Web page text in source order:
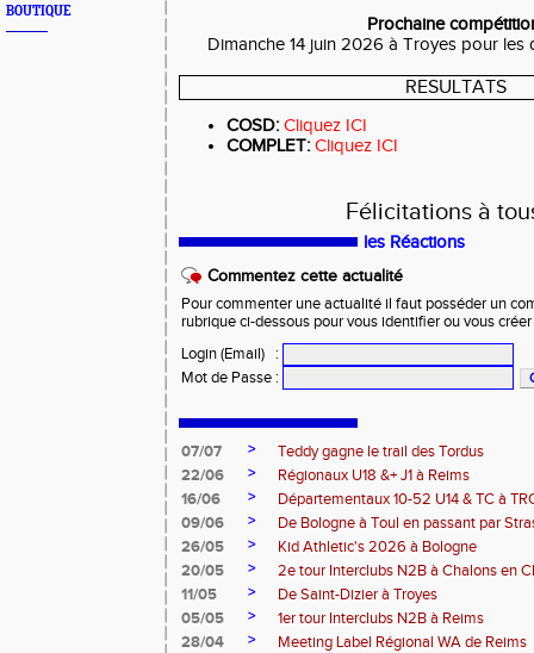
BOUTIQUE
Prochaine
Dimanche 14 juin 2026 à Troyes pour les
RESULTATS
COSD: Cliquez ICI
COMPLET: Cliquez ICI
Félicitations à
les Réactions
Commentez cette actualité
Pour commenter une actualité il faut posséder un
rubrique ci-dessous pour vous identifier ou vous
Login (Email)
:
Mot de Passe :
07/07 >
Teddy gagne le trail des Tordus
22/06
>
Régionaux U18 &+ J1 à Reims
16/06
>
Départementaux 10-52 U14 & TC à
09/06
>
De Bologne à Toul en passant par
26/05
>
Kid Athletic's 2026 à Bologne
20/05
>
2e tour Interclubs N2B à Chalons en
11/05
>
De Saint-Dizier à Troyes
05/05
>
1er tour Interclubs N2B à Reims
28/04
>
Meeting Label Régional WA de Reims